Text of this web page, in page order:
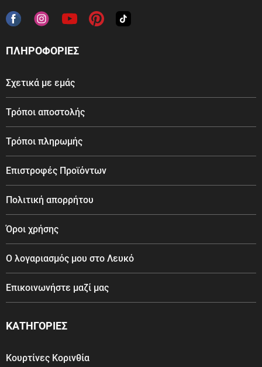
ΠΛΗΡΟΦΟΡΙΕΣ
Σχετικά με εμάς
Τρόποι αποστολής
Τρόποι πληρωμής
Επιστροφές Προϊόντων
Πολιτική απορρήτου
Όροι χρήσης
Ο λογαριασμός μου στο Λευκό
Επικοινωνήστε μαζί μας
ΚΑΤΗΓΟΡΙΕΣ
Κουρτίνες Κορινθία